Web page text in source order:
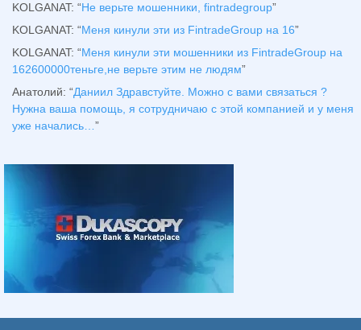
KOLGANAT: “Не верьте мошенники, fintradegroup”
KOLGANAT: “Меня кинули эти из FintradeGroup на 16”
KOLGANAT: “Меня кинули эти мошенники из FintradeGroup на
162600000теньге,не верьте этим не людям”
Анатолий: “Даниил Здравстуйте. Можно с вами связаться ?
Нужна ваша помощь, я сотрудничаю с этой компанией и у меня
уже начались…”